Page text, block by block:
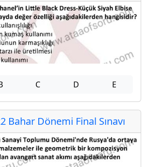
C D E
Bahar Dönemi Final Sınavı